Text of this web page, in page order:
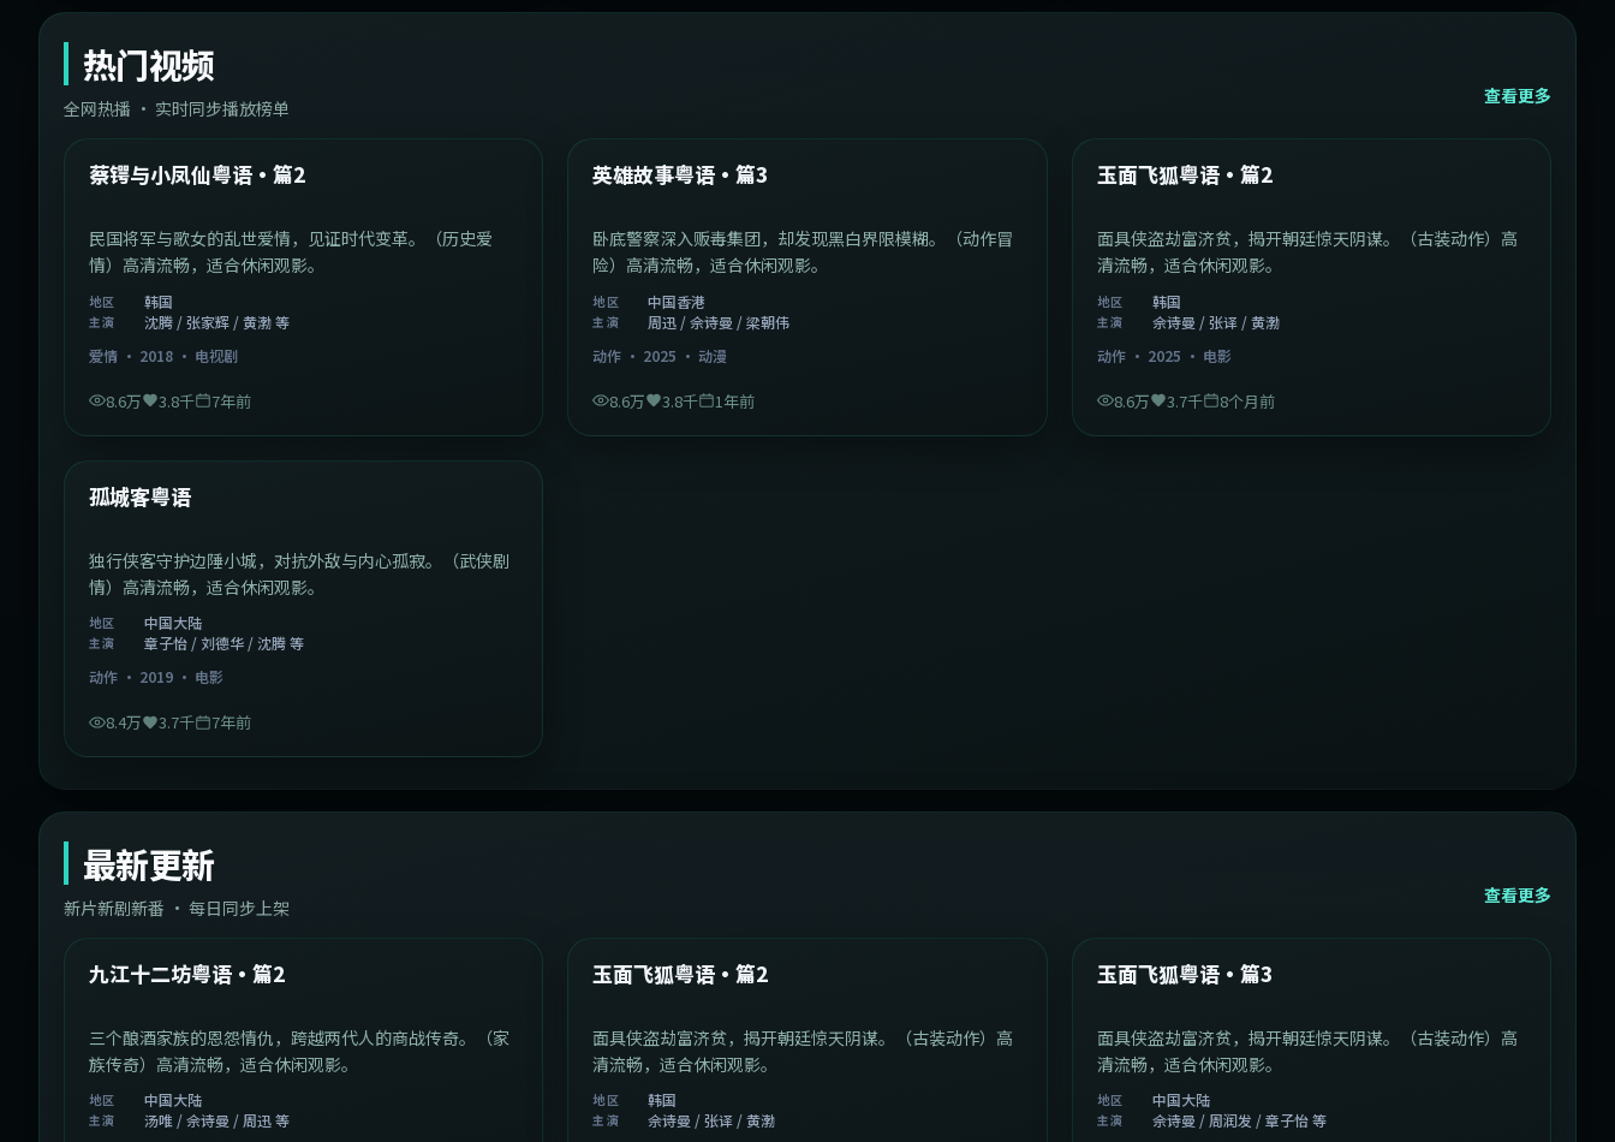
热门视频
全网热播 · 实时同步播放榜单
查看更多
热门
韩国
蔡锷与小凤仙粤语·篇2
民国将军与歌女的乱世爱情，见证时代变革。（历史爱
情）高清流畅，适合休闲观影。
地区 韩国
主演
沈腾 / 张家辉 / 黄渤 等
爱情 · 2018 · 电视剧
8.6万 3.8千 7年前
热门
英雄故事粤语·篇3
卧底警察深入贩毒集团，却发现黑白界限模糊。（动作冒
险）高清流畅，适合休闲观影。
地区 中国香港
主演
周迅 / 佘诗曼 / 梁朝伟
动作 · 2025 ·动漫
8.6万 3.8千 1年前
热门
2:13:08
玉面飞狐粤语·篇2
面具侠盗劫富济贫，揭开朝廷惊天阴谋。（古装动作）高
清流畅，适合休闲观影。
地区 韩国
主演
佘诗曼 / 张译 / 黄渤
动作· 2025 · 电影
8.6万 3.7千 8个月前
热门
中国大陆
孤城客粤语
独行侠客守护边陲小城，对抗外敌与内心孤寂。（武侠剧
情）高清流畅，适合休闲观影。
地区 中国大陆
主演
章子怡 / 刘德华 / 沈腾 等
动作 · 2019 · 电影
8.4万 3.7千 7年前
最新更新
新片新剧新番 · 每日同步上架
查看更多
最新
中国大陆
九江十二坊粤语·篇2
三个酿酒家族的恩怨情仇，跨越两代人的商战传奇。（家
族传奇）高清流畅，适合休闲观影。
地区 中国大陆
主演
汤唯 / 佘诗曼 / 周迅 等
最新
玉面飞狐粤语·篇2
面具侠盗劫富济贫，揭开朝廷惊天阴谋。（古装动作）高
清流畅，适合休闲观影。
地区 韩国
主演
佘诗曼 / 张译 / 黄渤
最新
1:07:39
玉面飞狐粤语·篇3
面具侠盗劫富济贫，揭开朝廷惊天阴谋。（古装动作）高
清流畅，适合休闲观影。
地区 中国大陆
主演
佘诗曼 / 周润发 / 章子怡 等